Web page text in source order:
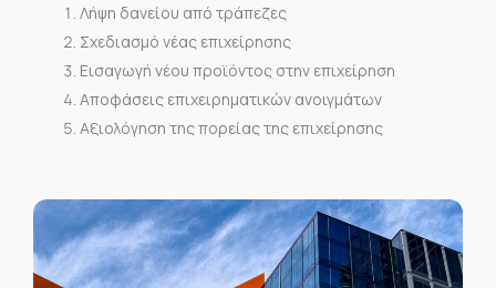
Λήψη δανείου από τράπεζες
Σχεδιασμό νέας επιχείρησης
Εισαγωγή νέου προϊόντος στην επιχείρηση
Αποφάσεις επιχειρηματικών ανοιγμάτων
Αξιολόγηση της πορείας της επιχείρησης